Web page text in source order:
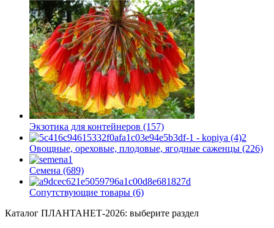
Экзотика для контейнеров (157)
Овощные, ореховые, плодовые, ягодные саженцы (226)
Семена (689)
Сопутствующие товары (6)
Каталог ПЛАНТАНЕТ-2026: выберите раздел